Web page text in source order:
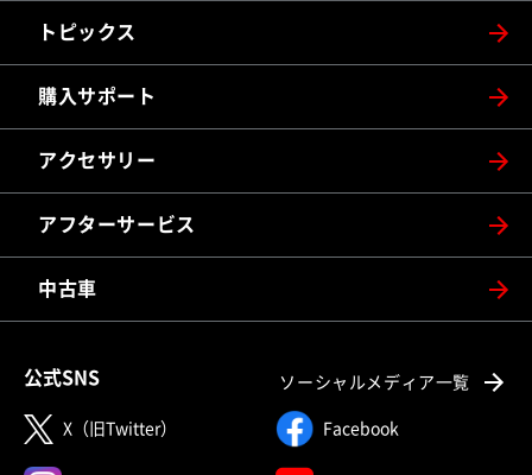
トピックス
購入サポート
アクセサリー
アフターサービス
中古車
公式SNS ソーシャルメディア一覧
X（旧Twitter） Facebook